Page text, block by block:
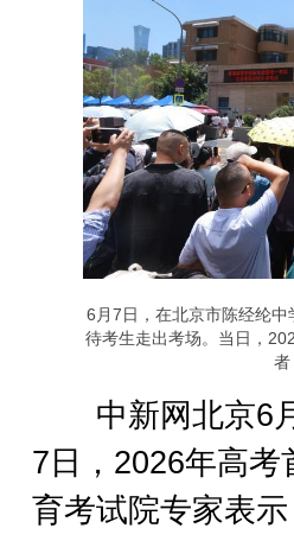
6月7日，在北京市陈经纶
待考生走出考场。当日，
者
中新网北京6月
7日，2026年高考
育考试院专家表